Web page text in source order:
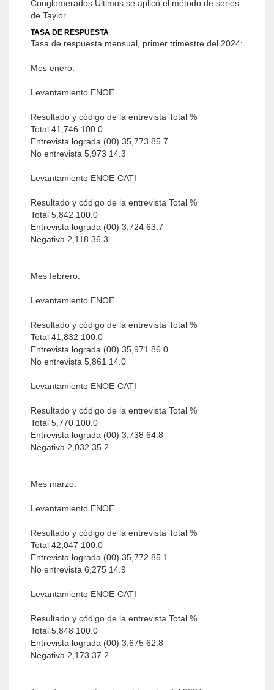
Conglomerados Últimos se aplicó el método de series
de Taylor.
TASA DE RESPUESTA
Tasa de respuesta mensual, primer trimestre del 2024:
Mes enero:
Levantamiento ENOE
Resultado y código de la entrevista Total %
Total 41,746 100.0
Entrevista lograda (00) 35,773 85.7
No entrevista 5,973 14.3
Levantamiento ENOE-CATI
Resultado y código de la entrevista Total %
Total 5,842 100.0
Entrevista lograda (00) 3,724 63.7
Negativa 2,118 36.3
Mes febrero:
Levantamiento ENOE
Resultado y código de la entrevista Total %
Total 41,832 100.0
Entrevista lograda (00) 35,971 86.0
No entrevista 5,861 14.0
Levantamiento ENOE-CATI
Resultado y código de la entrevista Total %
Total 5,770 100.0
Entrevista lograda (00) 3,738 64.8
Negativa 2,032 35.2
Mes marzo:
Levantamiento ENOE
Resultado y código de la entrevista Total %
Total 42,047 100.0
Entrevista lograda (00) 35,772 85.1
No entrevista 6,275 14.9
Levantamiento ENOE-CATI
Resultado y código de la entrevista Total %
Total 5,848 100.0
Entrevista lograda (00) 3,675 62.8
Negativa 2,173 37.2